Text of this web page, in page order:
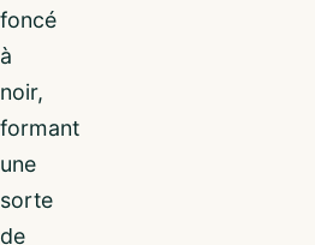
foncé
à
noir,
formant
une
sorte
de